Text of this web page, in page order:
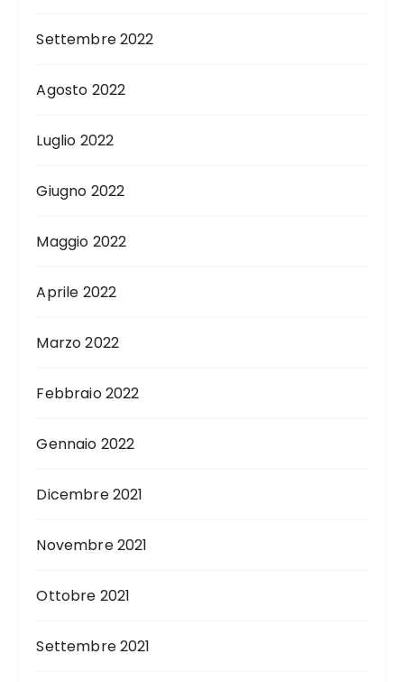
Settembre 2022
Agosto 2022
Luglio 2022
Giugno 2022
Maggio 2022
Aprile 2022
Marzo 2022
Febbraio 2022
Gennaio 2022
Dicembre 2021
Novembre 2021
Ottobre 2021
Settembre 2021